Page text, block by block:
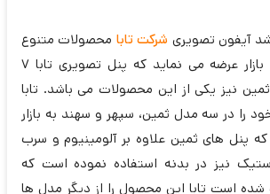
آیفون تصویری شرکت تابا محصولات متنوع
و با کیفیتی را به بازار عرضه می نماید که پنل تصویری تابا 7
واحدی مدل 1820 ثمین نیز یکی از این محصولات می باشد. تابا
را در سه مدل ثمین، سپهر و سهند به بازار
پنل های ثمین علاوه بر آلومینیوم و سرب
نیز در بدنه استفاده نموده است که
است تابا این محصول را از دیگر مدل ها